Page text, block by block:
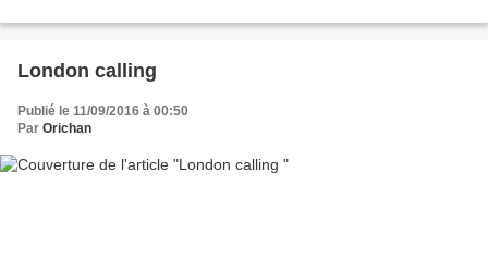
London calling
Publié le 11/09/2016 à 00:50
Par Orichan